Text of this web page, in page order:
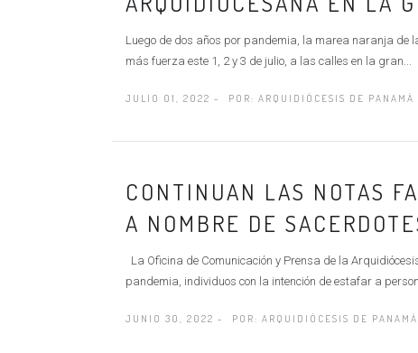
Luego de dos años por pandemia, la marea naranja de
más fuerza este 1, 2 y 3 de julio, a las calles en la gran...
JULIO 01, 2022 - POR: ARQUIDIÓCESIS DE PANAMÁ
CONTINUAN LAS NOTAS
A NOMBRE DE
La Oficina de Comunicación y Prensa de la
pandemia, individuos con la intención de estafar a
JUNIO 30, 2022 - POR: ARQUIDIÓCESIS DE PANAMÁ